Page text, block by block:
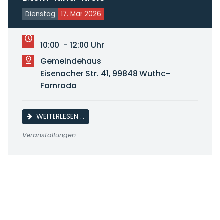
Dienstag 17. Mär 2026
10:00 - 12:00 Uhr
Gemeindehaus
Eisenacher Str. 41, 99848 Wutha-
Farnroda
WEITERLESEN …ELTERN-KIND-KREIS
Veranstaltungen